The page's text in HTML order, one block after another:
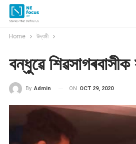
Home উদ্যমী
বন্ধুৱে
By Admin ON OCT 29, 2020